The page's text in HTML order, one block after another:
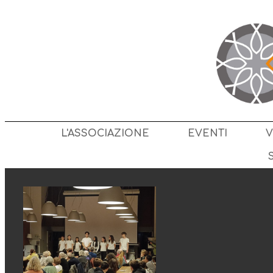
L'ASSOCIAZIONE EVENTI